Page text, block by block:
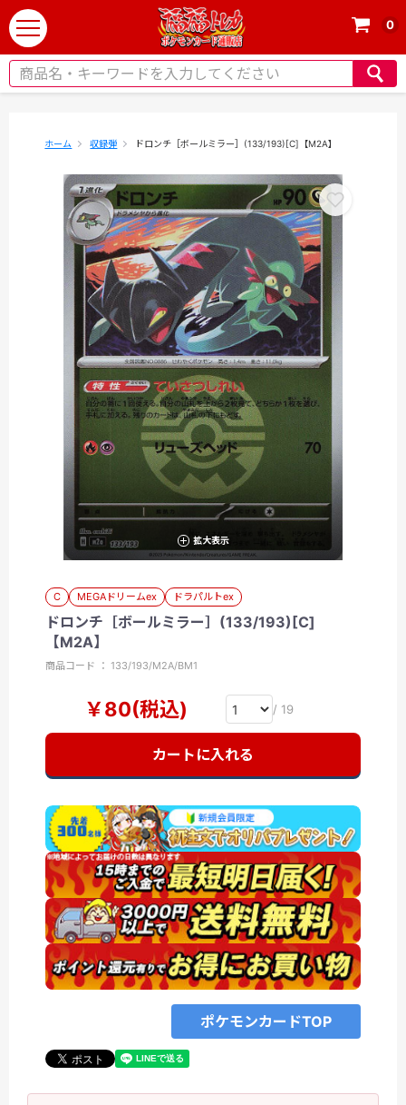
t
o
g
0
ホーム 収録弾 ドロンチ［ボールミラー］(133/193)[C]【M2A】
拡大表示
C MEGAドリームex ドラパルトex
ドロンチ［ボールミラー］(133/193)[C]
【M2A】
商品コード ： 133/193/M2A/BM1
￥80(税込) / 19
カートに入れる
ポケモンカードTOP